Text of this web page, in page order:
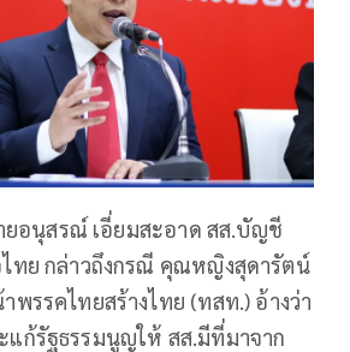
ยอนุสรณ์ เอี่ยมสะอาด สส.บัญชี
ทย กล่าวถึงกรณี คุณหญิงสุดารัตน์
พรรคไทยสร้างไทย (ทสท.) อ้างว่า
แก้รัฐธรรมนูญให้ สส.มีที่มาจาก